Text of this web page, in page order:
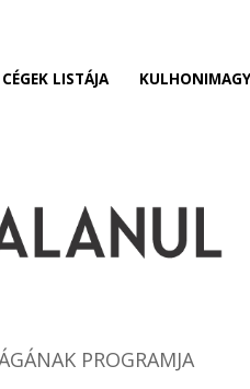
LISTÁJA
PROGRAMJA